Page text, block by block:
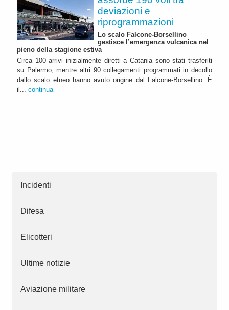
deviazioni e
riprogrammazioni
Lo scalo Falcone-Borsellino
gestisce l’emergenza vulcanica nel
pieno della stagione estiva
Circa 100 arrivi inizialmente diretti a Catania sono stati trasferiti
su Palermo, mentre altri 90 collegamenti programmati in decollo
dallo scalo etneo hanno avuto origine dal Falcone-Borsellino. È
il... continua
Incidenti
Difesa
Elicotteri
Ultime notizie
Aviazione militare